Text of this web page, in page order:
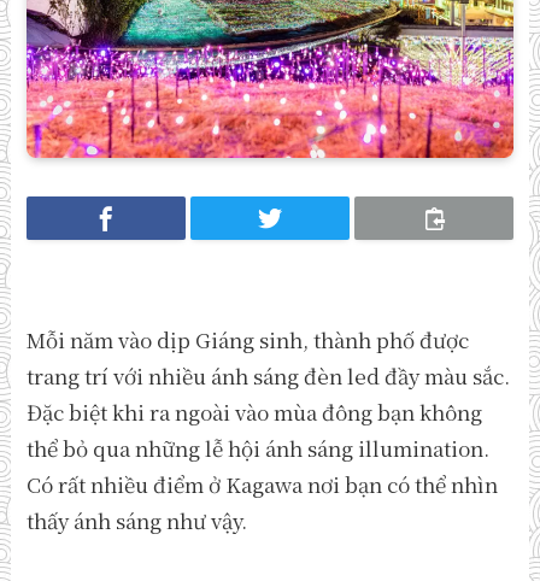
Mỗi năm vào dịp Giáng sinh, thành phố được
trang trí với nhiều ánh sáng đèn led đầy màu sắc.
Đặc biệt khi ra ngoài vào mùa đông bạn không
thể bỏ qua những lễ hội ánh sáng illumination.
Có rất nhiều điểm ở Kagawa nơi bạn có thể nhìn
thấy ánh sáng như vậy.